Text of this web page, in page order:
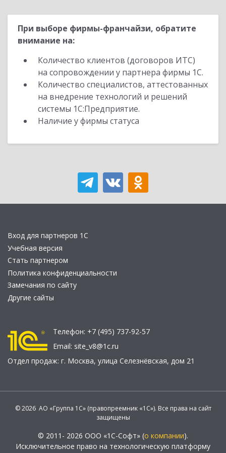
При выборе фирмы-франчайзи, обратите
внимание на:
Количество клиентов (договоров ИТС)
на сопровождении у партнера фирмы 1С.
Количество специалистов, аттестованных
на внедрение технологий и решений
системы 1С:Предприятие.
Наличие у фирмы статуса
Вход для партнеров 1С
Учебная версия
Стать партнером
Политика конфиденциальности
Замечания по сайту
Другие сайты
Телефон: +7 (495) 737-92-57
Email: site_v8@1c.ru
Отдел продаж: г. Москва, улица Селезнёвская, дом 21
© 2026 АО «Группа 1С» (правопреемник «1С»). Все права на сайт
защищены
© 2011- 2026 ООО «1С-Софт» (о компании).
Исключительное право на технологическую платформу